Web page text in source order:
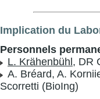
Implication du
Personnels
L. Krähenbühl , DR
A. Bréard, A.
Scorretti (BioIng)